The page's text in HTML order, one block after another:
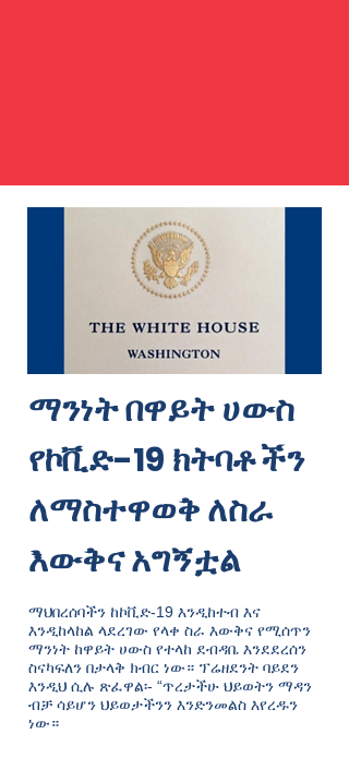
ማንነት በዋይት ሀውስ
የኮቪድ-19 ክትባቶችን
ለማስተዋወቅ ለስራ
እውቅና አግኝቷል
ማህበረሰባችን ከኮቪድ-19 እንዲከተብ እና
እንዲከላከል ላደረገው የላቀ ስራ እውቅና የሚሰጥን
ማንነት ከዋይት ሀውስ የተላከ ደብዳቤ እንደደረሰን
ስናካፍለን በታላቅ ክብር ነው። ፕሬዘደንት ባይደን
እንዲህ ሲሉ ጽፈዋል፡- “ጥረታችሁ ህይወትን ማዳን
ብቻ ሳይሆን ህይወታችንን እንድንመልስ እየረዱን
ነው።